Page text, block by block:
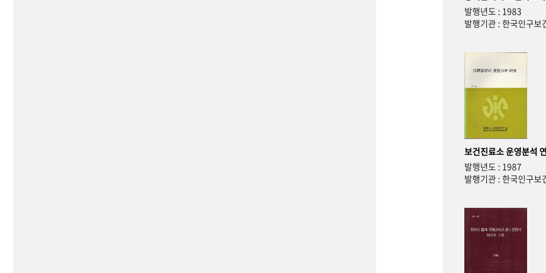
발행년도 : 1983
발행기관 : 한국인구보
보건진료소 운영분석
발행년도 : 1987
발행기관 : 한국인구보